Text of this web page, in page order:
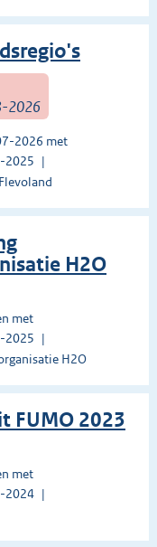
2026
2026 met
2025
H2O
met
2025
H2O
FUMO 2023
met
2024